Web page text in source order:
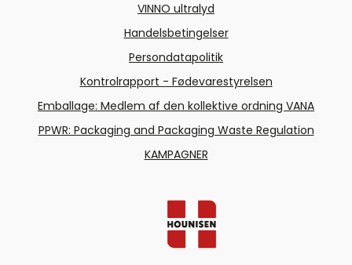
VINNO ultralyd
Handelsbetingelser
Persondatapolitik
Kontrolrapport - Fødevarestyrelsen
Emballage: Medlem af den kollektive ordning VANA
PPWR: Packaging and Packaging Waste Regulation
KAMPAGNER